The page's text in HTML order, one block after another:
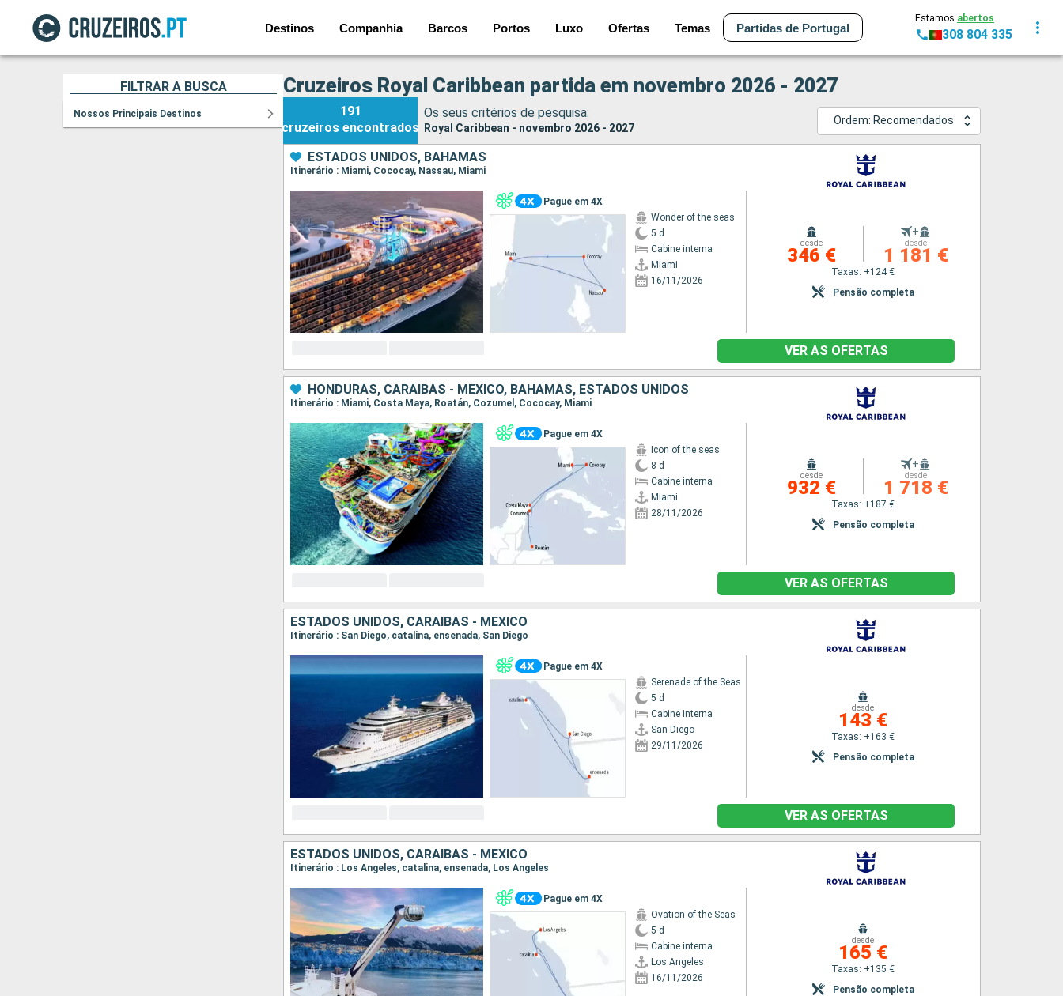
Destinos Companhia Barcos Portos Luxo Ofertas Temas Partidas de Portugal
Estamos abertos
308 804 335
FILTRAR A BUSCA
Nossos Principais Destinos
Cruzeiros Royal Caribbean partida em novembro 2026 - 2027
191
cruzeiros encontrados
Os seus critérios de pesquisa:
Royal Caribbean - novembro 2026 - 2027
Ordem: Recomendados
ESTADOS UNIDOS, BAHAMAS
Itinerário : Miami, Cococay, Nassau, Miami
Pague em 4X
Wonder of the seas
5 d
Cabine interna
Miami
16/11/2026
desde
346 €
+
desde
1 181 €
Taxas: +124 €
Pensão completa
VER AS OFERTAS
HONDURAS, CARAIBAS - MEXICO, BAHAMAS, ESTADOS UNIDOS
Itinerário : Miami, Costa Maya, Roatán, Cozumel, Cococay, Miami
Pague em 4X
Icon of the seas
8 d
Cabine interna
Miami
28/11/2026
desde
932 €
+
desde
1 718 €
Taxas: +187 €
Pensão completa
VER AS OFERTAS
ESTADOS UNIDOS, CARAIBAS - MEXICO
Itinerário : San Diego, catalina, ensenada, San Diego
Pague em 4X
Serenade of the Seas
5 d
Cabine interna
San Diego
29/11/2026
desde
143 €
Taxas: +163 €
Pensão completa
VER AS OFERTAS
ESTADOS UNIDOS, CARAIBAS - MEXICO
Itinerário : Los Angeles, catalina, ensenada, Los Angeles
Pague em 4X
Ovation of the Seas
5 d
Cabine interna
Los Angeles
16/11/2026
desde
165 €
Taxas: +135 €
Pensão completa